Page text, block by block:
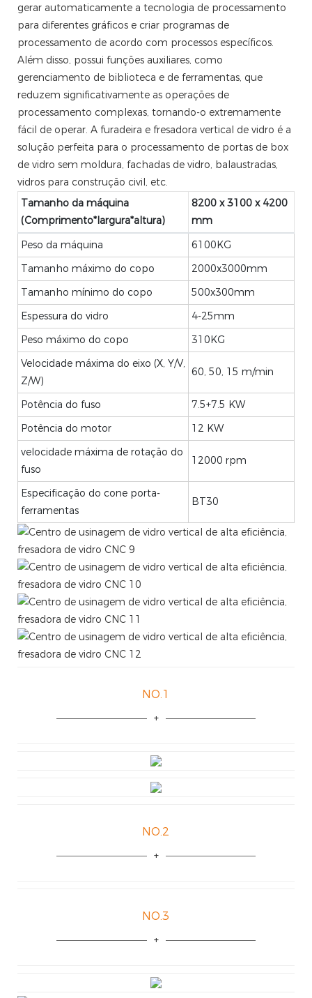
gerar automaticamente a tecnologia de processamento
para diferentes gráficos e criar programas de
processamento de acordo com processos específicos.
Além disso, possui funções auxiliares, como
gerenciamento de biblioteca e de ferramentas, que
reduzem significativamente as operações de
processamento complexas, tornando-o extremamente
fácil de operar. A furadeira e fresadora vertical de vidro é a
solução perfeita para o processamento de portas de box
de vidro sem moldura, fachadas de vidro, balaustradas,
vidros para construção civil, etc.
Tamanho da máquina
(Comprimento*largura*altura)
8200 x 3100 x 4200
mm
Peso da máquina
6100KG
Tamanho máximo do copo
2000x3000mm
Tamanho mínimo do copo
500x300mm
Espessura do vidro
4-25mm
Peso máximo do copo
310KG
Velocidade máxima do eixo (X, Y/V,
Z/W)
60, 50, 15 m/min
Potência do fuso
7.5+7.5 KW
Potência do motor
12 KW
velocidade máxima de rotação do
fuso
12000 rpm
Especificação do cone porta-
ferramentas
BT30
NO.1
NO.2
NO.3